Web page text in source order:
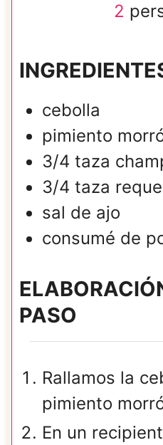
2
cebolla
pimiento
3/4 taza
3/4 taza
sal de ajo
consumé de
PASO
Rallamos la
pimiento
En un